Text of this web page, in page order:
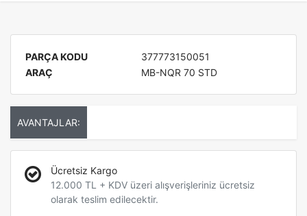
PARÇA KODU
377773150051
ARAÇ
MB-NQR 70 STD
AVANTAJLAR:
Ücretsiz Kargo
12.000 TL + KDV üzeri alışverişleriniz ücretsiz
olarak teslim edilecektir.